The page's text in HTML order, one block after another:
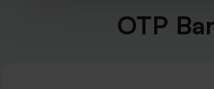
OTP